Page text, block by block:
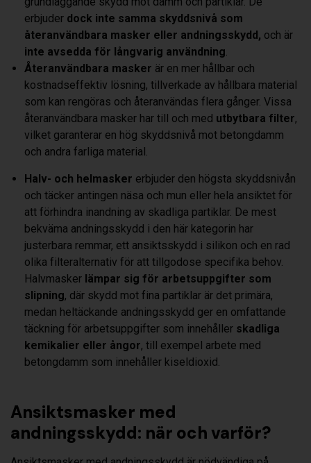
erbjuder dock inte samma skyddsnivå som
återanvändbara masker eller andningsskydd, och är
inte avsedda för långvarig användning
Återanvändbara masker är en mer hållbar och
kostnadseffektiv lösning, tillverkade av hållbara material
som kan rengöras och återanvändas flera gånger. Vissa
återanvändbara masker har till och med utbytbara filter,
vilket garanterar en hög skyddsnivå mot betongdamm
och andra farliga material.
Halv- och helmasker erbjuder den högsta skyddsnivån
och täcker antingen näsa och mun eller hela ansiktet för
att förhindra inandning av skadliga partiklar. De mest
bekväma andningsskydd i den här kategorin har
justerbara remmar, ett ansiktsskydd i silikon och en rad
olika filteralternativ för att tillgodose specifika behov.
Halvmasker lämpar sig för arbetsuppgifter som
slipning, där skydd mot fina partiklar är det primära,
medan heltäckande andningsskydd ger en omfattande
täckning för arbetsuppgifter som innehåller skadliga
kemikalier eller ångor, till exempel arbete med
betongdamm som innehåller kiseldioxid.
Ansiktsmasker med
andningsskydd: när och varför?